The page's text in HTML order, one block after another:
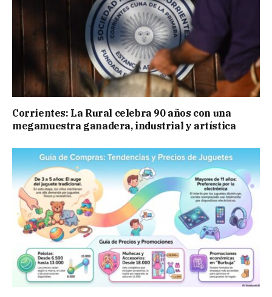
Corrientes: La Rural celebra 90 años con una
megamuestra ganadera, industrial y artística